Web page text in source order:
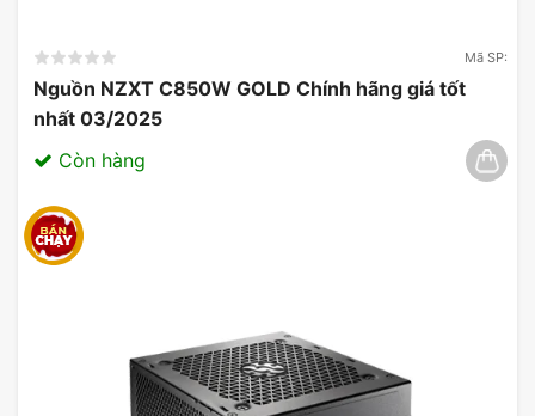
Mã SP:
Nguồn NZXT C850W GOLD Chính hãng giá tốt
nhất 03/2025
Còn hàng